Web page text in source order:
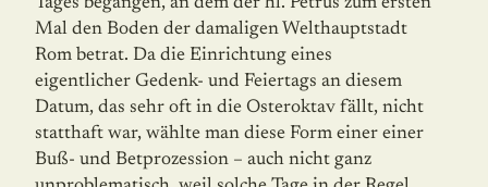
Mal den Boden der damaligen Welthauptstadt
Rom betrat. Da die Einrichtung eines
eigentlicher Gedenk- und Feiertags an diesem
Datum, das sehr oft in die Osteroktav fällt, nicht
statthaft war, wählte man diese Form einer einer
Buß- und Betprozession – auch nicht ganz